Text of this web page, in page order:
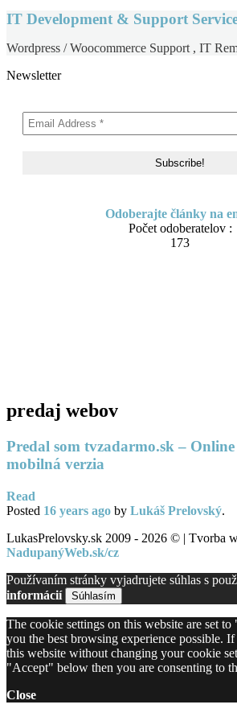
IT Development & Support
Wordpress / Woocommerce Support , IT
Newsletter
Odoberajte články na
Počet odoberatelov :
173
predaj webov
Predal som tvzadarmo.sk –
mobilná verzia
Read
Posted 16 years ago by Lukáš Prelovský.
LukasPrelovsky.sk 2009 - 2026 © | Tvorba
NadupanýWeb.sk/cz
Používaním stránky vyjadrujete súhlas s
informácií
Súhlasím
The cookie settings on this website are set
you the best browsing experience possible.
this website without changing your cookie
"Accept" below then you are consenting to
Close